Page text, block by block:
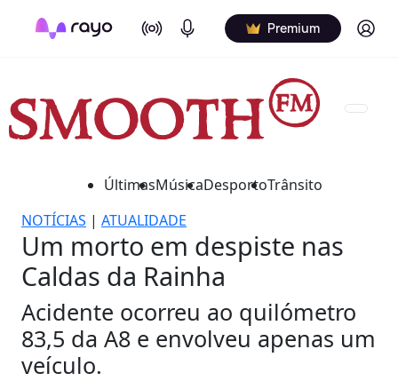
On Air Podcasts Premium Log in
ÚltimasMúsicaDesportoTrânsito
NOTÍCIAS | ATUALIDADE
Um morto em despiste nas
Caldas da Rainha
Acidente ocorreu ao quilómetro
83,5 da A8 e envolveu apenas um
veículo.